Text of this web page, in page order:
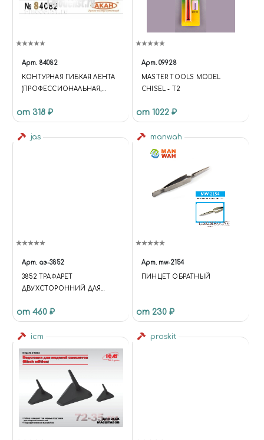
Арт. 84082
КОНТУРНАЯ ГИБКАЯ ЛЕНТА
(ПРОФЕССИОНАЛЬНАЯ,
ДЛЯ ЗАЩИТЫ
ПОВЕРХНОСТЕЙ ПРИ
МНОГОЦВЕТНОЙ ОКРАСКЕ;
от 318 ₽
Арт. 09928
MASTER TOOLS MODEL
CHISEL - T2
от 1022 ₽
jas
Арт. аэ-3852
3852 ТРАФАРЕТ
ДВУХСТОРОННИЙ ДЛЯ
от 460 ₽
manwah
Арт. mw-2154
ПИНЦЕТ ОБРАТНЫЙ
от 230 ₽
icm proskit